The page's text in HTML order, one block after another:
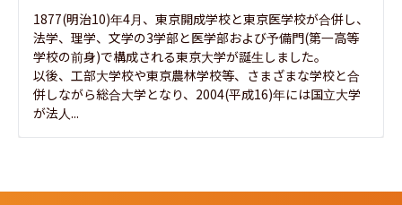
1877(明治10)年4月、東京開成学校と東京医学校が合併し、
法学、理学、文学の3学部と医学部および予備門(第一高等
学校の前身)で構成される東京大学が誕生しました。
以後、工部大学校や東京農林学校等、さまざまな学校と合
併しながら総合大学となり、2004(平成16)年には国立大学
が法人...